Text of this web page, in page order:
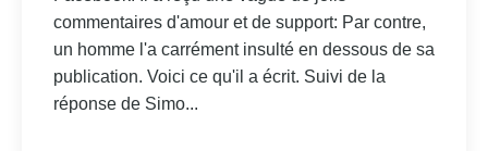
commentaires d'amour et de support: Par contre,
un homme l'a carrément insulté en dessous de sa
publication. Voici ce qu'il a écrit. Suivi de la
réponse de Simo...